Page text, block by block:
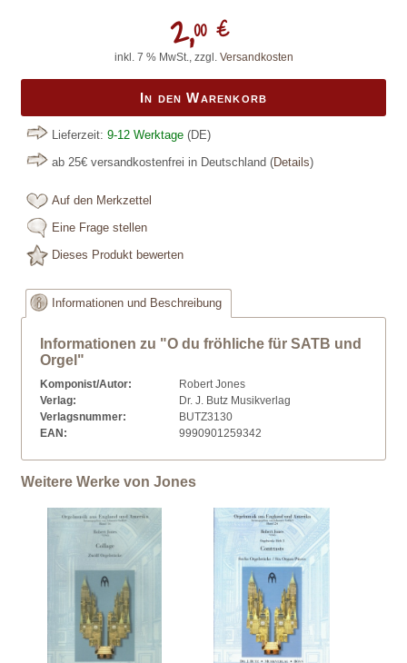
2,00 €
inkl. 7 % MwSt., zzgl. Versandkosten
In den Warenkorb
Lieferzeit: 9-12 Werktage (DE)
ab 25€ versandkostenfrei in Deutschland (Details)
Auf den Merkzettel
Eine Frage stellen
Dieses Produkt bewerten
Informationen und Beschreibung
Informationen zu "O du fröhliche für SATB und
Orgel"
Komponist/Autor:
Robert Jones
Verlag:
Dr. J. Butz Musikverlag
Verlagsnummer:
BUTZ3130
EAN:
9990901259342
Weitere Werke von Jones